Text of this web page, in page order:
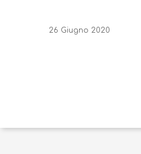
26 Giugno 2020